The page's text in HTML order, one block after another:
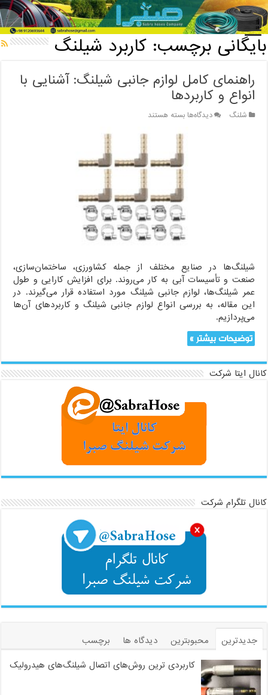
خانه / بایگانی برچسب: کاربرد شیلنگ
بایگانی برچسب:کاربرد شیلنگ
راهنمای کامل لوازم جانبی شیلنگ: آشنایی با
انواع و کاربردها
شلنگ دیدگاه‌هابرای
کامل
لوازم
جانبی
شیلنگ:
آشنایی
با
انواع
و
کاربردها
بسته هستند
شیلنگ‌ها در صنایع مختلف از جمله کشاورزی، ساختمان‌سازی،
صنعت و تأسیسات آبی به کار می‌روند. برای افزایش کارایی و طول
عمر شیلنگ‌ها، لوازم جانبی شیلنگ مورد استفاده قرار می‌گیرند. در
این مقاله، به بررسی انواع لوازم جانبی شیلنگ و کاربردهای آن‌ها
می‌پردازیم.
توضیحات بیشتر »
کانال ایتا شرکت
کانال تلگرام شرکت
جدیدترین محبوبترین دیدگاه ها
برچسب
کاربردی ترین روش‌های اتصال شیلنگ‌های هیدرولیک